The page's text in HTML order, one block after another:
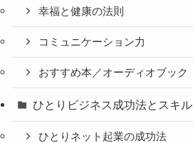
幸福と健康の法則
コミュニケーション力
おすすめ本／オーディオブック
ひとりビジネス成功法とスキル
ひとりネット起業の成功法